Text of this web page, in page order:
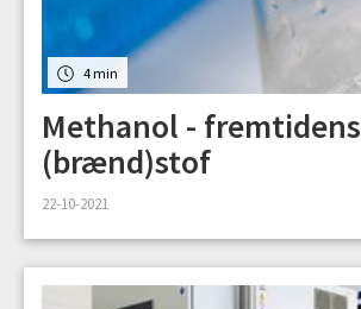
4 min
Methanol - fremtidens
(brænd)stof
22-10-2021